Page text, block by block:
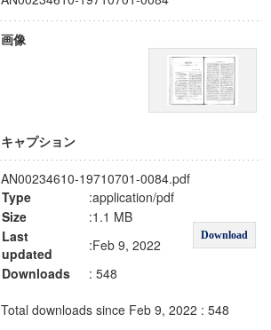
画像
キャプション
AN00234610-19710701-0084.pdf
Type
:application/pdf
Download
Size
:1.1 MB
Last
updated
:Feb 9, 2022
Downloads
: 548
Total downloads since Feb 9, 2022 : 548